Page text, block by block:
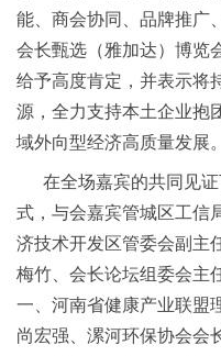
能、商会协同、品牌推广
会长甄选（雅加达）博览
给予高度肯定，并表示将
源，全力支持本土企业抱
域外向型经济高质量发展。
在全场嘉宾的共同见
式，与会嘉宾管城区工信
济技术开发区管委会副主
梅竹、会长论坛组委会主
一、河南省健康产业联盟
尚宏强、漯河环保协会会